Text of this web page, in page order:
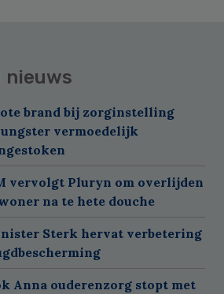
nieuws
brand bij zorginstelling
vermoedelijk
vervolgt Pluryn om overlijden
na te hete douche
Sterk hervat verbetering
Anna ouderenzorg stopt met